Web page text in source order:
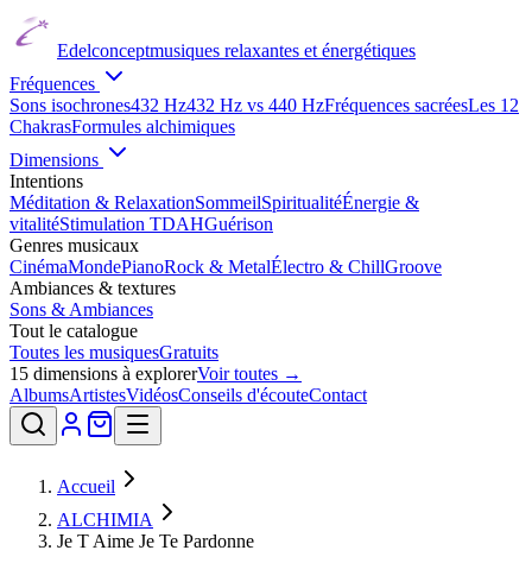
Edelconceptmusiques relaxantes et énergétiques
Fréquences
Sons isochrones432 Hz432 Hz vs 440 HzFréquences sacréesLes 12
ChakrasFormules alchimiques
Dimensions
Intentions
Méditation & RelaxationSommeilSpiritualitéÉnergie &
vitalitéStimulation TDAHGuérison
Genres musicaux
CinémaMondePianoRock & MetalÉlectro & ChillGroove
Ambiances & textures
Sons & Ambiances
Tout le catalogue
Toutes les musiquesGratuits
15 dimensions à explorerVoir toutes →
AlbumsArtistesVidéosConseils d'écouteContact
Accueil
ALCHIMIA
Je T Aime Je Te Pardonne